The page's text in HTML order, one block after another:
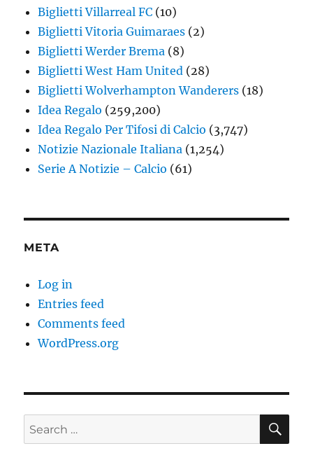
Biglietti Villarreal FC (10)
Biglietti Vitoria Guimaraes (2)
Biglietti Werder Brema (8)
Biglietti West Ham United (28)
Biglietti Wolverhampton Wanderers (18)
Idea Regalo (259,200)
Idea Regalo Per Tifosi di Calcio (3,747)
Notizie Nazionale Italiana (1,254)
Serie A Notizie – Calcio (61)
META
Log in
Entries feed
Comments feed
WordPress.org
Search
for: